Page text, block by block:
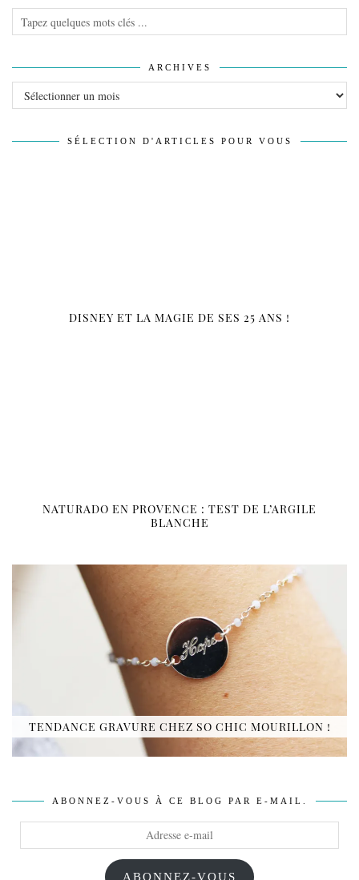
ARCHIVES
SÉLECTION D'ARTICLES POUR VOUS
DISNEY ET LA MAGIE DE SES 25 ANS !
NATURADO EN PROVENCE : TEST DE L’ARGILE
BLANCHE
TENDANCE GRAVURE CHEZ SO CHIC MOURILLON !
ABONNEZ-VOUS À CE BLOG PAR E-MAIL.
ABONNEZ-VOUS